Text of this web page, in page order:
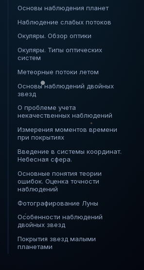
Основы наблюдения планет
Наблюдение слабых потоков
Окуляры. Обзор оптики
Окуляры. Типы оптических
систем
Метеорные потоки летом
Основы наблюдений двойных
звезд
О проблеме учета
некачественных наблюдений
Измерения моментов времени
при покрытиях
Введение в системы координат.
Небесная сфера.
Основные понятия теории
ошибок. Оценка точности
наблюдений
Фотографирование Луны
Особенности наблюдений
двойных звезд
Покрытия звезд малыми
планетами